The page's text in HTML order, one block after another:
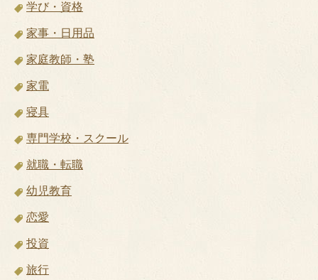
学び・資格
家事・日用品
家庭教師・塾
家電
寝具
専門学校・スクール
就職・転職
幼児教育
恋愛
投資
旅行